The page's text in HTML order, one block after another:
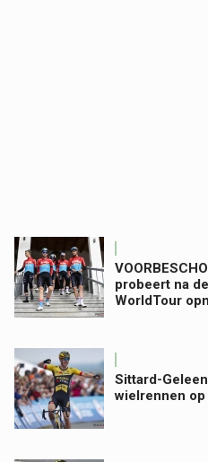
probeert na
WorldTour
Sittard-
wielrennen op